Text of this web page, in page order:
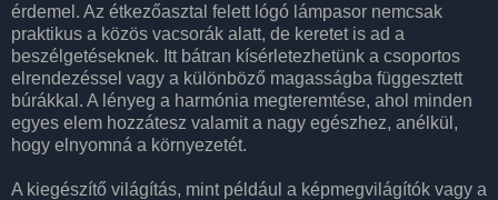
érdemel. Az étkezőasztal felett lógó lámpasor nemcsak
praktikus a közös vacsorák alatt, de keretet is ad a
beszélgetéseknek. Itt bátran kísérletezhetünk a csoportos
elrendezéssel vagy a különböző magasságba függesztett
búrákkal. A lényeg a harmónia megteremtése, ahol minden
egyes elem hozzátesz valamit a nagy egészhez, anélkül,
hogy elnyomná a környezetét.
A kiegészítő világítás, mint például a képmegvilágítók vagy a